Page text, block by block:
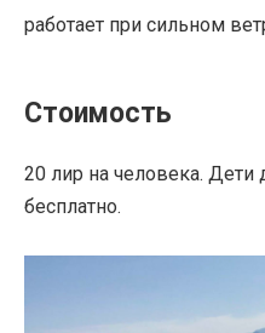
работает при сильном
Стоимость
20 лир на человека. Дети
бесплатно.